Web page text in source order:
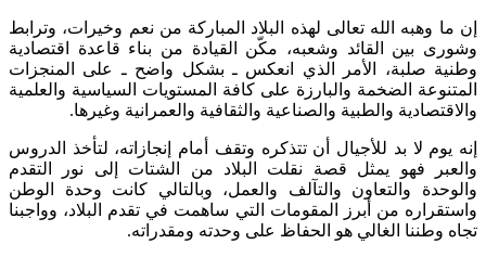
إن ما وهبه الله تعالى لهذه البلاد المباركة من نعم وخيرات، وترابط
وشورى بين القائد وشعبه، مكّن القيادة من بناء قاعدة اقتصادية
وطنية صلبة، الأمر الذي انعكس ـ بشكل واضح ـ على المنجزات
المتنوعة الضخمة والبارزة على كافة المستويات السياسية والعلمية
والاقتصادية والطبية والصناعية والثقافية والعمرانية وغيرها.
إنه يوم لا بد للأجيال أن تتذكره وتقف أمام إنجازاته، لتأخذ الدروس
والعبر فهو يمثل قصة نقلت البلاد من الشتات إلى نور التقدم
والوحدة والتعاون والتآلف والعمل، وبالتالي كانت وحدة الوطن
واستقراره من أبرز المقومات التي ساهمت في تقدم البلاد، وواجبنا
تجاه وطننا الغالي هو الحفاظ على وحدته ومقدراته.